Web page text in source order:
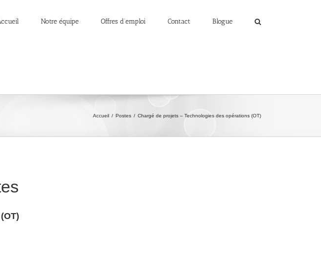
Notre équipe Offres d’emploi Contact Blogue
Accueil / Postes / Chargé de projets – Technologies des opérations (OT)